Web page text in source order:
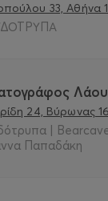
33, Αθήνα
24, Βύρωνας
|
Παπαδάκη